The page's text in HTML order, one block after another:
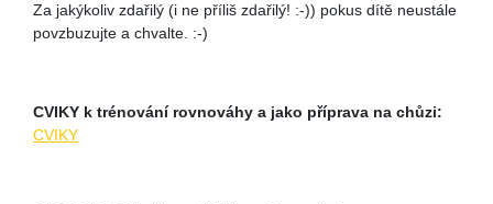
Za jakýkoliv zdařilý (i ne příliš zdařilý! :-)) pokus dítě neustále
povzbuzujte a chvalte. :-)
CVIKY k trénování rovnováhy a jako příprava na chůzi:
CVIKY